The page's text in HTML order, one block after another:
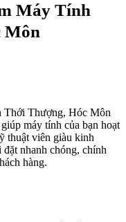
Máy Tính
Môn
Thới Thượng, Hóc Môn
máy tính của bạn hoạt
thuật viên giàu kinh
nhanh chóng, chính
hàng.